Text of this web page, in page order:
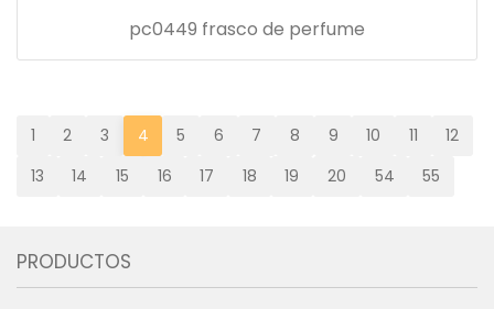
pc0449 frasco de perfume
1 2 3 4 5 6 7 8 9 10 11
12
13
14 15 16 17 18 19 20 54 55
PRODUCTOS